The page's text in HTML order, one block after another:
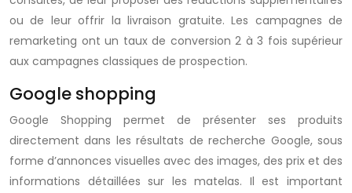
ou de leur offrir la livraison gratuite. Les campagnes de
remarketing ont un taux de conversion 2 à 3 fois supérieur
aux campagnes classiques de prospection.
Google shopping
Google Shopping permet de présenter ses produits
directement dans les résultats de recherche Google, sous
forme d’annonces visuelles avec des images, des prix et des
informations détaillées sur les matelas. Il est important